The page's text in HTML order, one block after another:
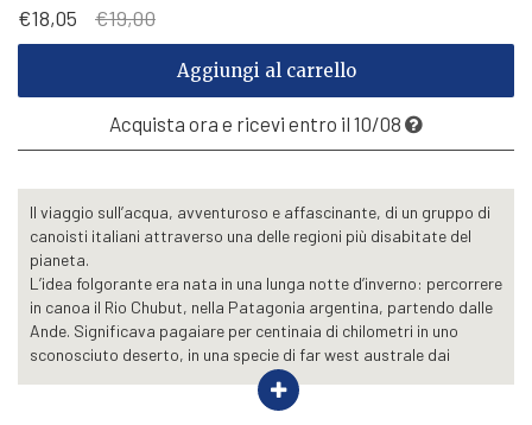
€19,00Il
prezzo
originale
era:
€19,00.
€18,05
Il
prezzo
attuale
€18,05.
Aggiungi al carrello
Acquista ora e ricevi entro il 10/08
Il viaggio sull’acqua, avventuroso e affascinante, di un gruppo di
canoisti italiani attraverso una delle regioni più disabitate del
pianeta.
L’idea folgorante era nata in una lunga notte d’inverno: percorrere
in canoa il Rio Chubut, nella Patagonia argentina, partendo dalle
Ande. Significava pagaiare per centinaia di chilometri in uno
sconosciuto deserto, in una specie di far west australe dai
paesaggi alieni. Il piano era arrivare in un mese all’Atlantico in
autonomia e senza veicoli di appoggio, trasportando le canoe fin